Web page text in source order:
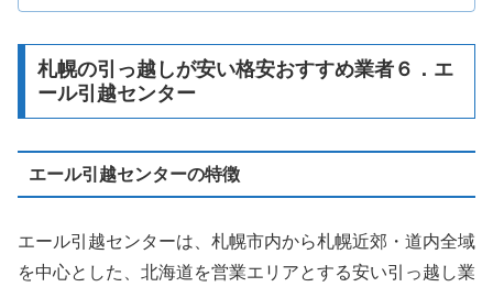
札幌の引っ越しが安い格安おすすめ業者６．エ
ール引越センター
エール引越センターの特徴
エール引越センターは、札幌市内から札幌近郊・道内全域
を中心とした、北海道を営業エリアとする安い引っ越し業